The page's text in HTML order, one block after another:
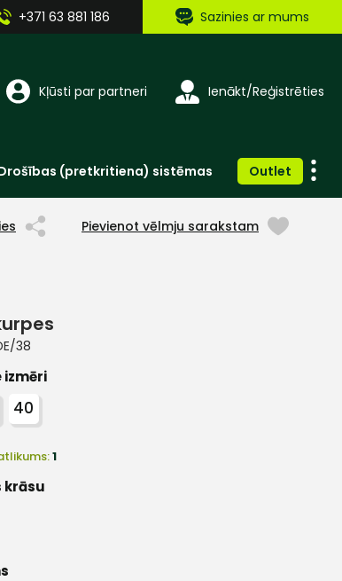
+371 63 881 186 Sazinies ar mums
Kļūsti par partneri Ienākt/Reģistrēties
(pretkritiena) sistēmas Outlet
Pievienot vēlmju sarakstam
38
izmēri
40
1
krāsu